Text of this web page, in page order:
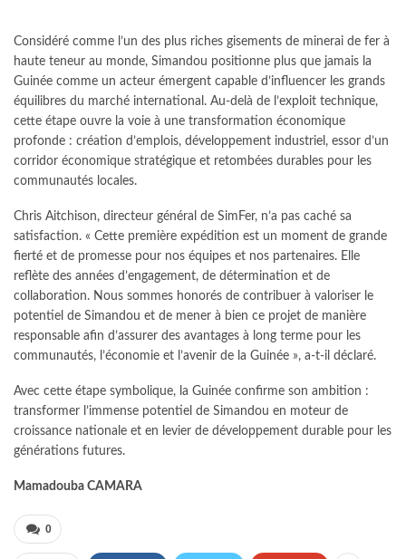
Considéré comme l’un des plus riches gisements de minerai de fer à
haute teneur au monde, Simandou positionne plus que jamais la
Guinée comme un acteur émergent capable d’influencer les grands
équilibres du marché international. Au-delà de l’exploit technique,
cette étape ouvre la voie à une transformation économique
profonde : création d’emplois, développement industriel, essor d’un
corridor économique stratégique et retombées durables pour les
communautés locales.
Chris Aitchison, directeur général de SimFer, n’a pas caché sa
satisfaction. « Cette première expédition est un moment de grande
fierté et de promesse pour nos équipes et nos partenaires. Elle
reflète des années d’engagement, de détermination et de
collaboration. Nous sommes honorés de contribuer à valoriser le
potentiel de Simandou et de mener à bien ce projet de manière
responsable afin d’assurer des avantages à long terme pour les
communautés, l’économie et l’avenir de la Guinée », a-t-il déclaré.
Avec cette étape symbolique, la Guinée confirme son ambition :
transformer l’immense potentiel de Simandou en moteur de
croissance nationale et en levier de développement durable pour les
générations futures.
Mamadouba CAMARA
0